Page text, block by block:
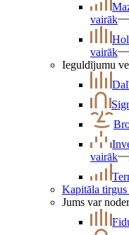
vairāk
vairāk
Ieguldījumu
vairāk
Kapitāla tirgus
Jums var